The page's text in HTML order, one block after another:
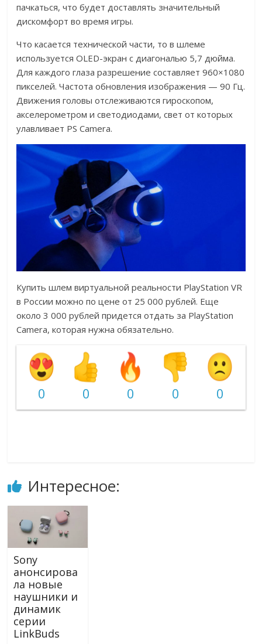
пачкаться, что будет доставлять значительный
дискомфорт во время игры.
Что касается технической части, то в шлеме
используется OLED-экран с диагональю 5,7 дюйма.
Для каждого глаза разрешение составляет 960×1080
пикселей. Частота обновления изображения — 90 Гц.
Движения головы отслеживаются гироскопом,
акселерометром и светодиодами, свет от которых
улавливает PS Camera.
Купить шлем виртуальной реальности PlayStation VR
в России можно по цене от 25 000 рублей. Еще
около 3 000 рублей придется отдать за PlayStation
Camera, которая нужна обязательно.
0 0 0 0 0
Интересное:
Sony
анонсирова
ла новые
наушники и
динамик
серии
LinkBuds